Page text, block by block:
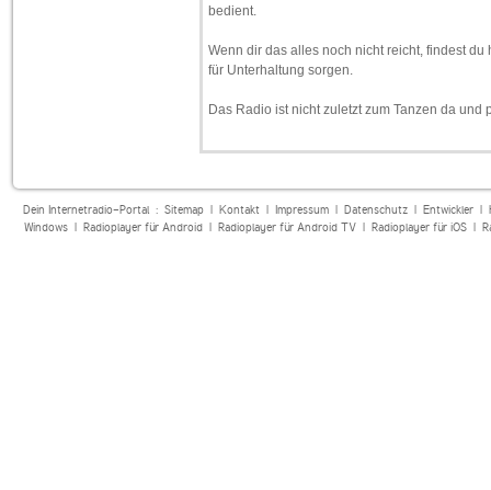
bedient.
Wenn dir das alles noch nicht reicht, findest
für Unterhaltung sorgen.
Das Radio ist nicht zuletzt zum Tanzen da und
Dein Internetradio-Portal : Sitemap| Kontakt| Impressum| Datenschutz| Entwickler|
Windows| Radioplayer für Android| Radioplayer für Android TV| Radioplayer für iOS|